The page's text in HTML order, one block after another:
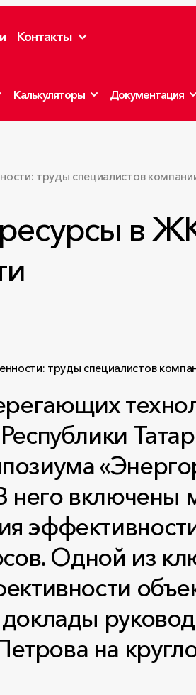
Контакты
Калькуляторы Документация
труды специалистов
в
него
Одной из
на